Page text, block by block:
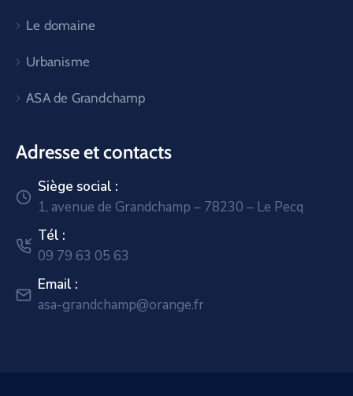
Le domaine
Urbanisme
ASA de Grandchamp
Adresse et contacts
Siège social :
1, avenue de Grandchamp – 78230 – Le Pecq
Tél :
09 79 63 05 63
Email :
asa-grandchamp@orange.fr